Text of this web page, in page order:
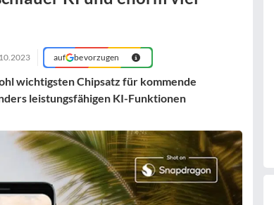
auf bevorzugen
wichtigsten Chipsatz für kommende
leistungsfähigen KI-Funktionen